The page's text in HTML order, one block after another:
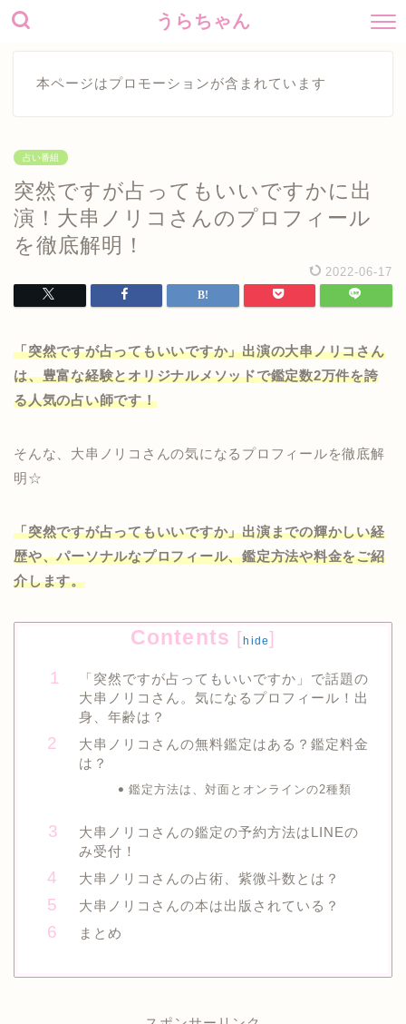
うらちゃん
本ページはプロモーションが含まれています
占い番組
突然ですが占ってもいいですかに出
演！大串ノリコさんのプロフィール
を徹底解明！
2022-06-17
「突然ですが占ってもいいですか」出演の大串ノリコさん
は、豊富な経験とオリジナルメソッドで鑑定数2万件を誇
る人気の占い師です！
そんな、大串ノリコさんの気になるプロフィールを徹底解
明☆
「突然ですが占ってもいいですか」出演までの輝かしい経
歴や、パーソナルなプロフィール、鑑定方法や料金をご紹
介します。
Contents [hide]
「突然ですが占ってもいいですか」で話題の
大串ノリコさん。気になるプロフィール！出
身、年齢は？
大串ノリコさんの無料鑑定はある？鑑定料金
は？
鑑定方法は、対面とオンラインの2種類
大串ノリコさんの鑑定の予約方法はLINEの
み受付！
大串ノリコさんの占術、紫微斗数とは？
大串ノリコさんの本は出版されている？
まとめ